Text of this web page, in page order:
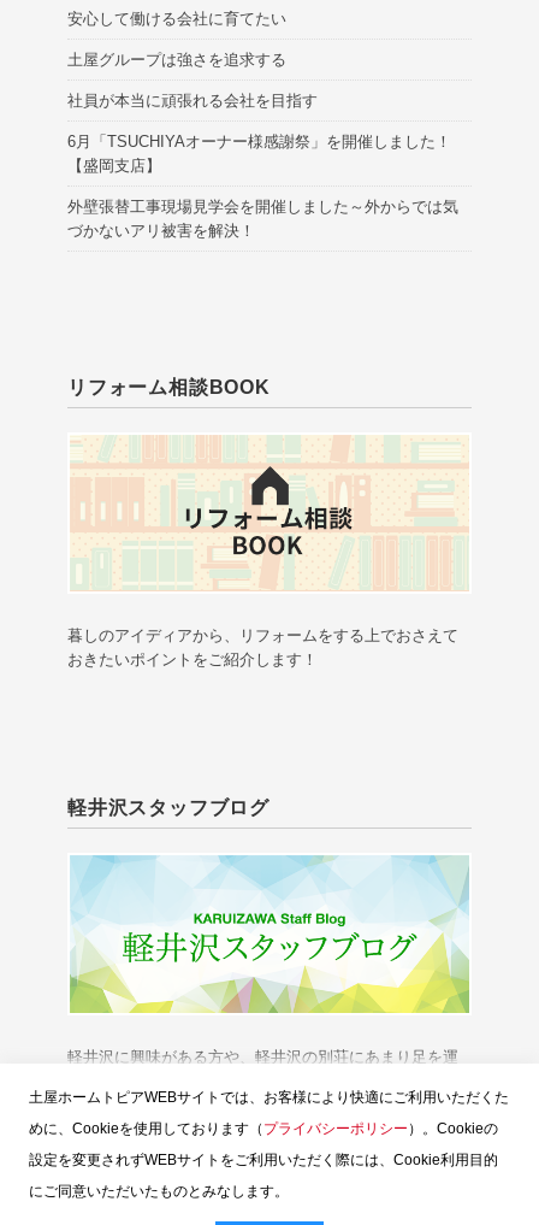
安心して働ける会社に育てたい
土屋グループは強さを追求する
社員が本当に頑張れる会社を目指す
6月「TSUCHIYAオーナー様感謝祭」を開催しました！
【盛岡支店】
外壁張替工事現場見学会を開催しました～外からでは気
づかないアリ被害を解決！
リフォーム相談BOOK
暮しのアイディアから、リフォームをする上でおさえて
おきたいポイントをご紹介します！
軽井沢スタッフブログ
軽井沢に興味がある方や、軽井沢の別荘にあまり足を運
スタッフブログTOP 土屋ホームトピア
土屋ホームトピアWEBサイトでは、お客様により快適にご利用いただくた
めに、Cookieを使用しております（ プライバシーポリシー ）。Cookieの
設定を変更されずWEBサイトをご利用いただく際には、Cookie利用目的
にご同意いただいたものとみなします。